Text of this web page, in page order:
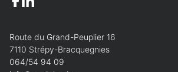
Téléphone Obligatoire
Route du Grand-Peuplier 16
7110 Strépy-Bracquegnies
064/54 94 09